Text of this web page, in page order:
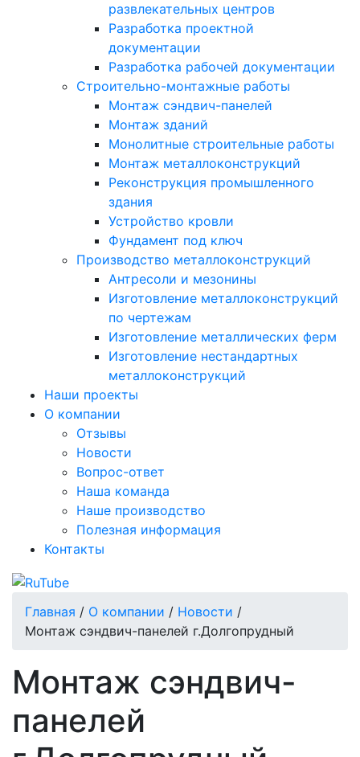
развлекательных центров
Разработка проектной
документации
Разработка рабочей документации
Строительно-монтажные работы
Монтаж сэндвич-панелей
Монтаж зданий
Монолитные строительные работы
Монтаж металлоконструкций
Реконструкция промышленного
здания
Устройство кровли
Фундамент под ключ
Производство металлоконструкций
Антресоли и мезонины
Изготовление металлоконструкций
по чертежам
Изготовление металлических ферм
Изготовление нестандартных
металлоконструкций
Наши проекты
О компании
Отзывы
Новости
Вопрос-ответ
Наша команда
Наше производство
Полезная информация
Контакты
Главная / О компании / Новости /
Монтаж сэндвич-панелей г.Долгопрудный
Монтаж сэндвич-
панелей